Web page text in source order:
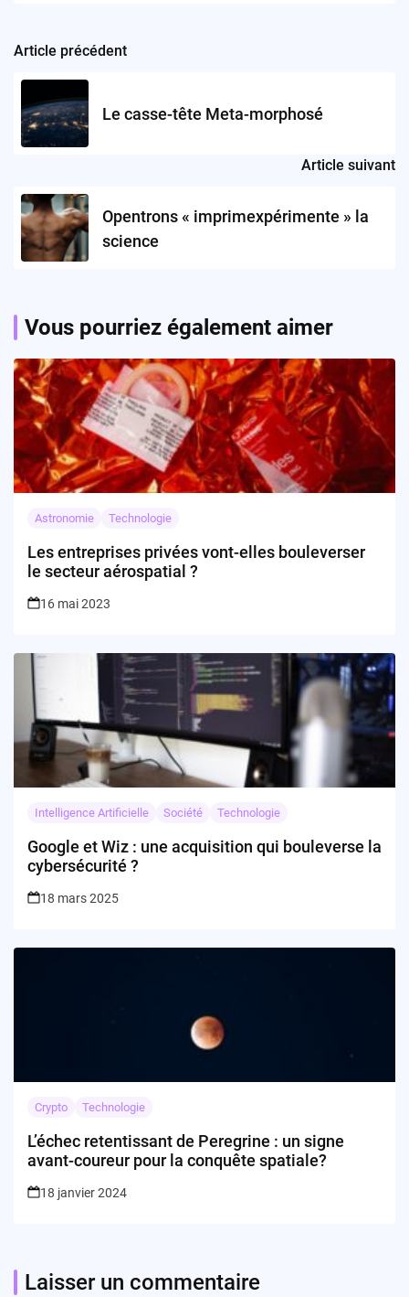
Post
navigation
Article précédent
Le casse-tête Meta-morphosé
Article suivant
Opentrons « imprimexpérimente » la
science
Vous pourriez également aimer
Astronomie Technologie
Les entreprises privées vont-elles bouleverser
le secteur aérospatial ?
16 mai 2023
Intelligence Artificielle Société Technologie
Google et Wiz : une acquisition qui bouleverse la
cybersécurité ?
18 mars 2025
Crypto Technologie
L’échec retentissant de Peregrine : un signe
avant-coureur pour la conquête spatiale?
18 janvier 2024
Laisser un commentaire